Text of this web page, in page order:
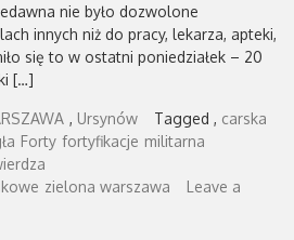
nie było dozwolone
innych niż do pracy, lekarza, apteki,
się to w ostatni poniedziałek – 20
[…]
, Ursynów Tagged , carska
Forty fortyfikacje militarna
zielona warszawa
Leave a